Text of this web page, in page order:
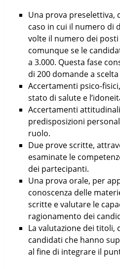
Una prova preselettiva,
caso in cui il numero di
volte il numero dei
comunque se le
a 3.000. Questa fase
di 200 domande a
Accertamenti psico-
stato di salute e
Accertamenti
predisposizioni
ruolo.
Due prove scritte,
esaminate le
dei partecipanti.
Una prova orale, per
conoscenza delle
scritte e valutare le
ragionamento dei
La valutazione dei titoli,
candidati che hanno
al fine di integrare il